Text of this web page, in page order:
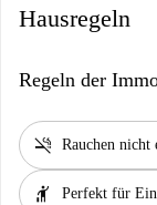
Hausregeln
Regeln der
smoke_free Rauchen nicht
hail Perfekt für